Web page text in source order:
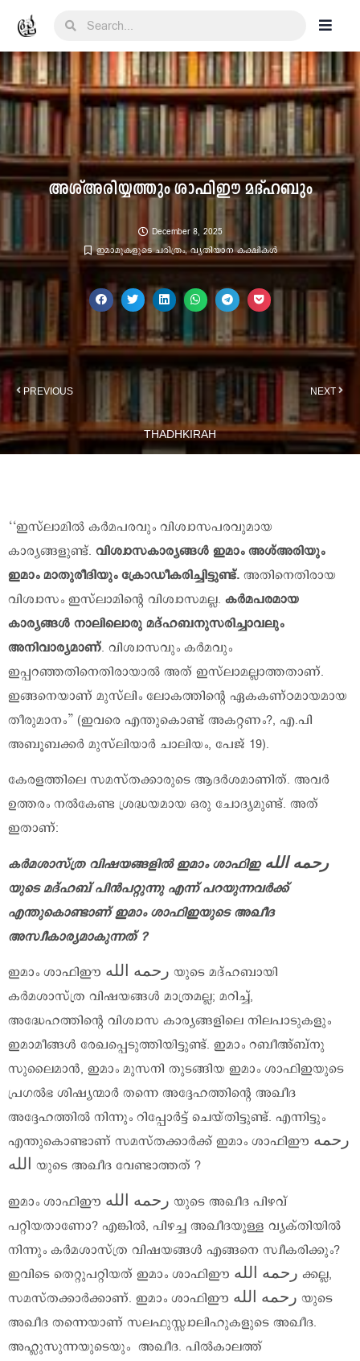
അശ്അരിയ്യത്തും ശാഫിഈ മദ്ഹബും
December 8, 2025
ഇമാമുകളുടെ ചരിത്രം,വ്യതിയാന കക്ഷികൾ
PREVIOUS NEXT
THADHKIRAH
‘‘ഇസ്‌ലാമില്‍ കര്‍മപരവും വിശ്വാസപരവുമായ
കാര്യങ്ങളുണ്ട്. വിശ്വാസകാര്യങ്ങള്‍ ഇമാം അശ്അരിയും
ഇമാം മാതുരീദിയും ക്രോഡീകരിച്ചിട്ടുണ്ട്. അതിനെതിരായ
വിശ്വാസം ഇസ്‌ലാമിന്റെ വിശ്വാസമല്ല. കര്‍മപരമായ
കാര്യങ്ങള്‍ നാലിലൊരു മദ്ഹബനുസരിച്ചാവലും
അനിവാര്യമാണ്. വിശ്വാസവും കര്‍മവും
ഇപ്പറഞ്ഞതിനെതിരായാല്‍ അത് ഇസ്‌ലാമല്ലാത്തതാണ്.
ഇങ്ങനെയാണ് മുസ്‌ലിം ലോകത്തിന്റെ ഏകകണ്ഠമായമായ
തീരുമാനം” (ഇവരെ എന്തുകൊണ്ട് അകറ്റണം?, എ.പി
അബൂബക്കര്‍ മുസ്‌ലിയാര്‍ ചാലിയം, പേജ് 19).
കേരളത്തിലെ സമസ്തക്കാരുടെ ആദര്‍ശമാണിത്. അവര്‍
ഉത്തരം നൽകേണ്ട ശ്രദ്ധയമായ ഒരു ചോദ്യമുണ്ട്. അത്
ഇതാണ്:
കർമശാസ്ത്ര വിഷയങ്ങളിൽ ഇമാം ശാഫിഇ رحمه الله
യുടെ മദ്ഹബ് പിൻപറ്റുന്നു എന്ന് പറയുന്നവർക്ക്
എന്തുകൊണ്ടാണ് ഇമാം ശാഫിഇയുടെ അഖീദ
അസ്വീകാര്യമാകുന്നത് ?
ഇമാം ശാഫിഈ رحمه الله യുടെ മദ്ഹബായി
കർമശാസ്ത്ര വിഷയങ്ങൾ മാത്രമല്ല; മറിച്ച്,
അദ്ധേഹത്തിന്റെ വിശ്വാസ കാര്യങ്ങളിലെ നിലപാടുകളും
ഇമാമീങ്ങൾ രേഖപ്പെടുത്തിയിട്ടുണ്ട്. ഇമാം റബീഅ്ബ്നു
സുലൈമാൻ, ഇമാം മുസനി തുടങ്ങിയ ഇമാം ശാഫിഇയുടെ
പ്രഗൽഭ ശിഷ്യന്മാർ തന്നെ അദ്ദേഹത്തിന്റെ അഖീദ
അദ്ദേഹത്തിൽ നിന്നും റിപ്പോർട്ട് ചെയ്തിട്ടുണ്ട്. എന്നിട്ടും
എന്തുകൊണ്ടാണ് സമസ്തക്കാര്‍ക്ക് ഇമാം ശാഫിഈ رحمه
الله യുടെ അഖീദ വേണ്ടാത്തത് ?
ഇമാം ശാഫിഈ رحمه الله യുടെ അഖീദ പിഴവ്
പറ്റിയതാണോ? എങ്കിൽ, പിഴച്ച അഖീദയുള്ള വ്യക്തിയിൽ
നിന്നും കർമശാസ്ത്ര വിഷയങ്ങൾ എങ്ങനെ സ്വീകരിക്കും?
ഇവിടെ തെറ്റുപറ്റിയത് ഇമാം ശാഫിഈ رحمه الله ക്കല്ല,
സമസ്തക്കാര്‍ക്കാണ്. ഇമാം ശാഫിഈ رحمه الله യുടെ
അഖീദ തന്നെയാണ് സലഫുസ്സ്വാലിഹുകളുടെ അഖീദ.
അഹ്ലുസുന്നയുടെയും അഖീദ. പിൽകാലത്ത്